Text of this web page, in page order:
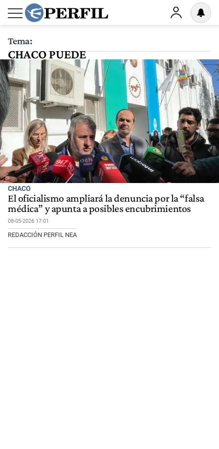
Tema:
CHACO PUEDE
CHACO
El oficialismo ampliará la denuncia por la “falsa
médica” y apunta a posibles encubrimientos
08-05-2026 17:01
REDACCIÓN PERFIL NEA